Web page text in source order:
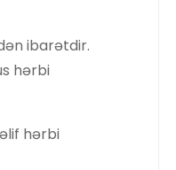
ibarətdir.
hərbi
hərbi